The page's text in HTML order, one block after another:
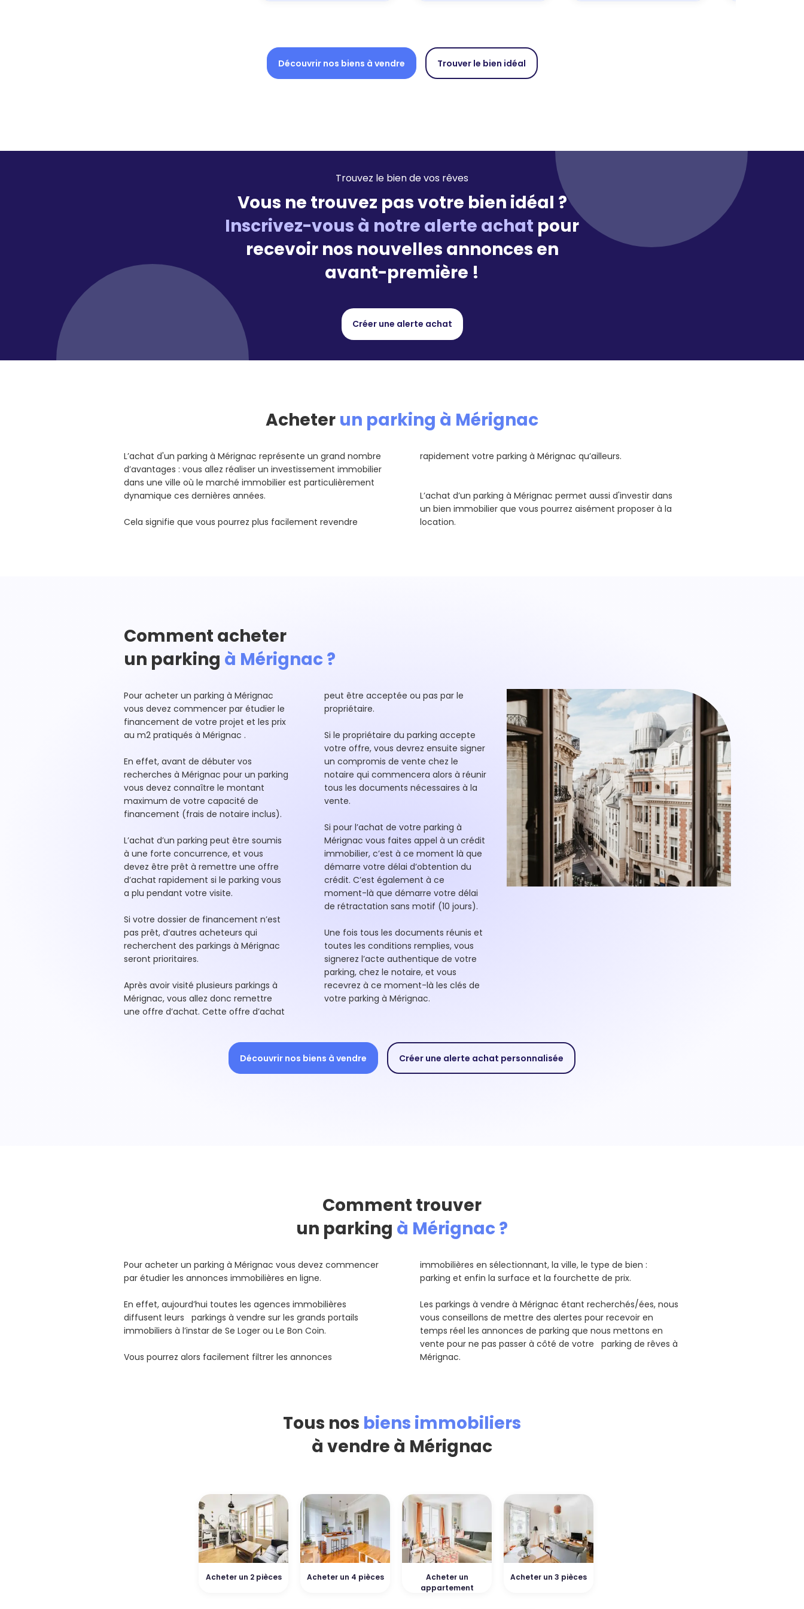
Découvrir nos biens à vendre Trouver le bien idéal
Trouvez le bien de vos rêves
Vous ne trouvez pas votre bien idéal ?
Inscrivez-vous à notre alerte achat pour
recevoir nos nouvelles annonces en
avant-première !
Créer une alerte achat
Acheter un parking à Mérignac
L’achat d'un parking à Mérignac représente un grand nombre
d’avantages : vous allez réaliser un investissement immobilier
dans une ville où le marché immobilier est particulièrement
dynamique ces dernières années.
Cela signifie que vous pourrez plus facilement revendre
rapidement votre parking à Mérignac qu’ailleurs.
L’achat d’un parking à Mérignac permet aussi d'investir dans
un bien immobilier que vous pourrez aisément proposer à la
location.
Comment acheter
un parking à Mérignac ?
Pour acheter un parking à Mérignac
vous devez commencer par étudier le
financement de votre projet et les prix
au m2 pratiqués à Mérignac .
En effet, avant de débuter vos
recherches à Mérignac pour un parking
vous devez connaître le montant
maximum de votre capacité de
financement (frais de notaire inclus).
L’achat d’un parking peut être soumis
à une forte concurrence, et vous
devez être prêt à remettre une offre
d’achat rapidement si le parking vous
a plu pendant votre visite.
Si votre dossier de financement n’est
pas prêt, d’autres acheteurs qui
recherchent des parkings à Mérignac
seront prioritaires.
Après avoir visité plusieurs parkings à
Mérignac, vous allez donc remettre
une offre d’achat. Cette offre d’achat
peut être acceptée ou pas par le
propriétaire.
Si le propriétaire du parking accepte
votre offre, vous devrez ensuite signer
un compromis de vente chez le
notaire qui commencera alors à réunir
tous les documents nécessaires à la
vente.
Si pour l’achat de votre parking à
Mérignac vous faites appel à un crédit
immobilier, c’est à ce moment là que
démarre votre délai d’obtention du
crédit. C’est également à ce
moment-là que démarre votre délai
de rétractation sans motif (10 jours).
Une fois tous les documents réunis et
toutes les conditions remplies, vous
signerez l’acte authentique de votre
parking, chez le notaire, et vous
recevrez à ce moment-là les clés de
votre parking à Mérignac.
Découvrir nos biens à vendre Créer une alerte achat personnalisée
Comment trouver
un parking à Mérignac ?
Pour acheter un parking à Mérignac vous devez commencer
par étudier les annonces immobilières en ligne.
En effet, aujourd’hui toutes les agences immobilières
diffusent leurs parkings à vendre sur les grands portails
immobiliers à l’instar de Se Loger ou Le Bon Coin.
Vous pourrez alors facilement filtrer les annonces
immobilières en sélectionnant, la ville, le type de bien :
parking et enfin la surface et la fourchette de prix.
Les parkings à vendre à Mérignac étant recherchés/ées, nous
vous conseillons de mettre des alertes pour recevoir en
temps réel les annonces de parking que nous mettons en
vente pour ne pas passer à côté de votre parking de rêves à
Mérignac.
Tous nos biens immobiliers
à vendre à Mérignac
Acheter un 2 pièces Acheter un 4 pièces
Acheter un
appartement
Acheter un 3 pièces